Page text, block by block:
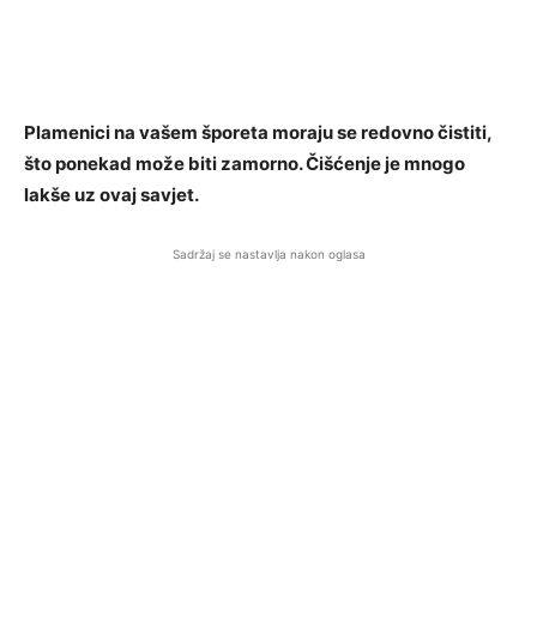
Plamenici na vašem šporeta moraju se redovno čistiti,
što ponekad može biti zamorno. Čišćenje je mnogo
lakše uz ovaj savjet.
Sadržaj se nastavlja nakon oglasa